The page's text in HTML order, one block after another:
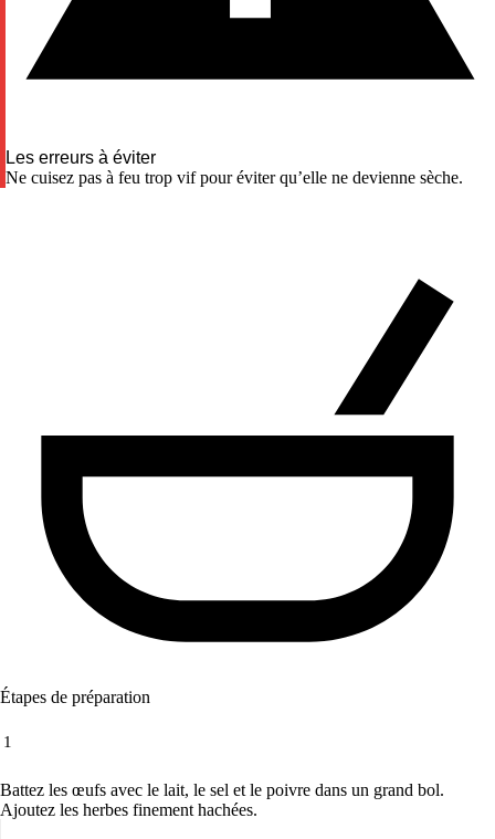
Les erreurs à éviter
Ne cuisez pas à feu trop vif pour éviter qu’elle ne devienne sèche.
Étapes de préparation
1
Battez les œufs avec le lait, le sel et le poivre dans un grand bol.
Ajoutez les herbes finement hachées.